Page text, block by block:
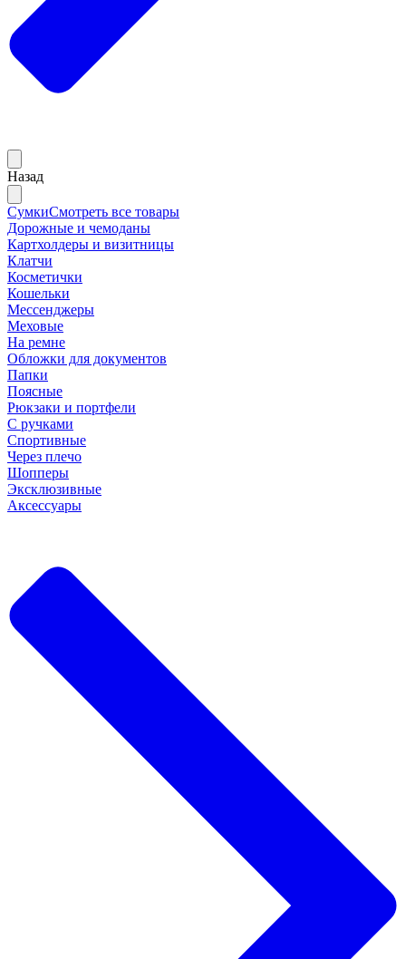
Назад
СумкиСмотреть все товары
Дорожные и чемоданы
Картхолдеры и визитницы
Клатчи
Косметички
Кошельки
Мессенджеры
Меховые
На ремне
Обложки для документов
Папки
Поясные
Рюкзаки и портфели
С ручками
Спортивные
Через плечо
Шопперы
Эксклюзивные
Аксессуары